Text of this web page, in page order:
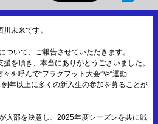
未来です。
いて、ご報告させていただきます。
を頂き、本当にありがとうございました。
を呼んで“フラグフット大会”や“運動
例年以上に多くの新入生の参加を募ることが
入部を決意し、2025年度シーズンを共に戦